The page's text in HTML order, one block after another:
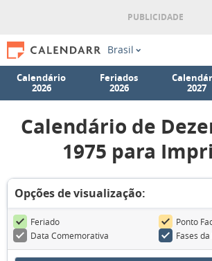
Brasil
Calendário
2026
Feriados
2026
2027
Calendário de
1975 para
Opções de visualização:
Feriado
Ponto
Data Comemorativa
Fases da